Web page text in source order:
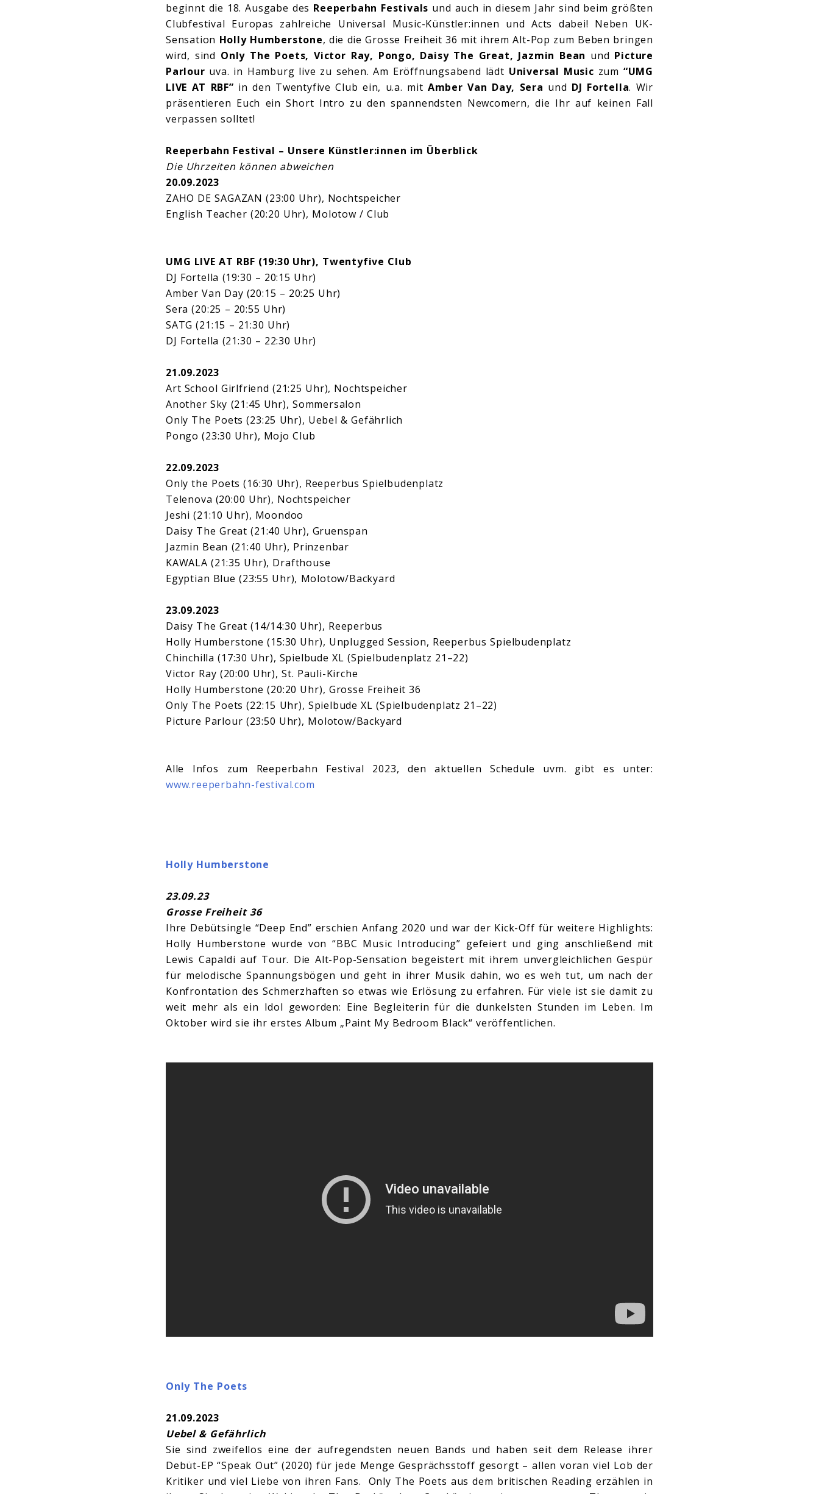
beginnt die 18. Ausgabe des Reeperbahn Festivals und auch in diesem Jahr sind beim größten
Clubfestival Europas zahlreiche Universal Music-Künstler:innen und Acts dabei! Neben UK-
Sensation Holly Humberstone, die die Grosse Freiheit 36 mit ihrem Alt-Pop zum Beben bringen
wird, sind Only The Poets, Victor Ray, Pongo, Daisy The Great, Jazmin Bean und Picture
Parlour uva. in Hamburg live zu sehen. Am Eröffnungsabend lädt Universal Music zum “UMG
LIVE AT RBF” in den Twentyfive Club ein, u.a. mit Amber Van Day, Sera und DJ Fortella. Wir
präsentieren Euch ein Short Intro zu den spannendsten Newcomern, die Ihr auf keinen Fall
verpassen solltet!
Reeperbahn Festival – Unsere Künstler:innen im Überblick
Die Uhrzeiten können abweichen
20.09.2023
ZAHO DE SAGAZAN (23:00 Uhr), Nochtspeicher
English Teacher (20:20 Uhr), Molotow / Club
UMG LIVE AT RBF (19:30 Uhr), Twentyfive Club
DJ Fortella (19:30 – 20:15 Uhr)
Amber Van Day (20:15 – 20:25 Uhr)
Sera (20:25 – 20:55 Uhr)
SATG (21:15 – 21:30 Uhr)
DJ Fortella (21:30 – 22:30 Uhr)
21.09.2023
Art School Girlfriend (21:25 Uhr), Nochtspeicher
Another Sky (21:45 Uhr), Sommersalon
Only The Poets (23:25 Uhr), Uebel & Gefährlich
Pongo (23:30 Uhr), Mojo Club
22.09.2023
Only the Poets (16:30 Uhr), Reeperbus Spielbudenplatz
Telenova (20:00 Uhr), Nochtspeicher
Jeshi (21:10 Uhr), Moondoo
Daisy The Great (21:40 Uhr), Gruenspan
Jazmin Bean (21:40 Uhr), Prinzenbar
KAWALA (21:35 Uhr), Drafthouse
Egyptian Blue (23:55 Uhr), Molotow/Backyard
23.09.2023
Daisy The Great (14/14:30 Uhr), Reeperbus
Holly Humberstone (15:30 Uhr), Unplugged Session, Reeperbus Spielbudenplatz
Chinchilla (17:30 Uhr), Spielbude XL (Spielbudenplatz 21–22)
Victor Ray (20:00 Uhr), St. Pauli-Kirche
Holly Humberstone (20:20 Uhr), Grosse Freiheit 36
Only The Poets (22:15 Uhr), Spielbude XL (Spielbudenplatz 21–22)
Picture Parlour (23:50 Uhr), Molotow/Backyard
Alle Infos zum Reeperbahn Festival 2023, den aktuellen Schedule uvm. gibt es unter:
www.reeperbahn-festival.com
Holly Humberstone
23.09.23
Grosse Freiheit 36
Ihre Debütsingle “Deep End” erschien Anfang 2020 und war der Kick-Off für weitere Highlights:
Holly Humberstone wurde von “BBC Music Introducing” gefeiert und ging anschließend mit
Lewis Capaldi auf Tour. Die Alt-Pop-Sensation begeistert mit ihrem unvergleichlichen Gespür
für melodische Spannungsbögen und geht in ihrer Musik dahin, wo es weh tut, um nach der
Konfrontation des Schmerzhaften so etwas wie Erlösung zu erfahren. Für viele ist sie damit zu
weit mehr als ein Idol geworden: Eine Begleiterin für die dunkelsten Stunden im Leben. Im
Oktober wird sie ihr erstes Album „Paint My Bedroom Black“ veröffentlichen.
Only The Poets
21.09.2023
Uebel & Gefährlich
Sie sind zweifellos eine der aufregendsten neuen Bands und haben seit dem Release ihrer
Debüt-EP “Speak Out” (2020) für jede Menge Gesprächsstoff gesorgt – allen voran viel Lob der
Kritiker und viel Liebe von ihren Fans. Only The Poets aus dem britischen Reading erzählen in